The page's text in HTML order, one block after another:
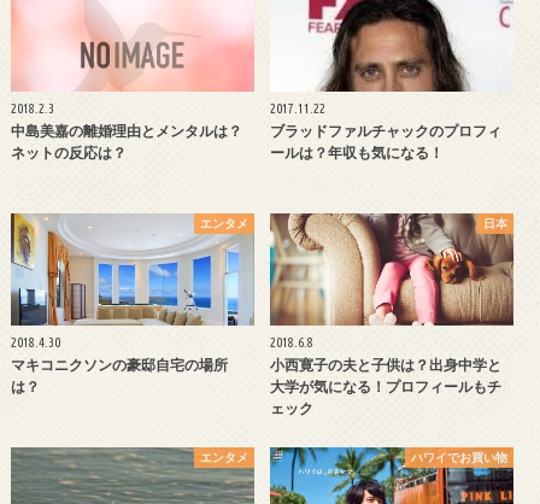
2018.2.3
中島美嘉の離婚理由とメンタルは？
ネットの反応は？
2017.11.22
ブラッドファルチャックのプロフィ
ールは？年収も気になる！
エンタメ
2018.4.30
マキコニクソンの豪邸自宅の場所
は？
日本
2018.6.8
小西寛子の夫と子供は？出身中学と
大学が気になる！プロフィールもチ
ェック
エンタメ ハワイでお買い物